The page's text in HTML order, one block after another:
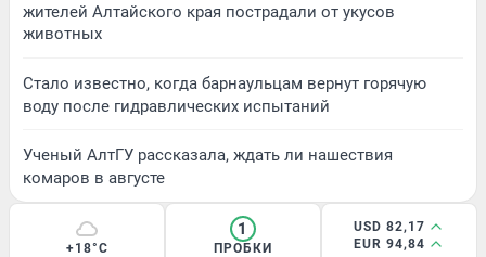
жителей Алтайского края пострадали от укусов
животных
Стало известно, когда барнаульцам вернут горячую
воду после гидравлических испытаний
Ученый АлтГУ рассказала, ждать ли нашествия
комаров в августе
+18°C
1
ПРОБКИ
USD 82,17
EUR 94,84